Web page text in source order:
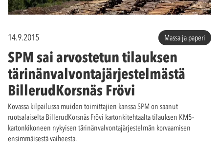
14.9.2015 Massa ja paperi
SPM sai arvostetun tilauksen
tärinänvalvontajärjestelmästä
BillerudKorsnäs Frövi
Kovassa kilpailussa muiden toimittajien kanssa SPM on saanut
ruotsalaiselta BillerudKorsnäs Frövi kartonkitehtaalta tilauksen KM5-
kartonkikoneen nykyisen tärinänvalvontajärjestelmän korvaamisen
ensimmäisestä vaiheesta.